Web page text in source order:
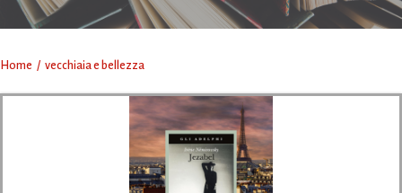
Home vecchiaia e bellezza